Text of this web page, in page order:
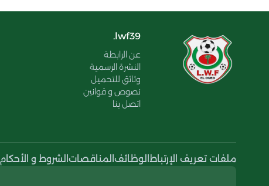
lwf39.
عن الرابطة
النشرة الرسمية
وثائق للتحميل
نصوص و قوانين
اتصل بنا
ملفات تعريف الإرتباط الوظائف المناقصات الشروط و الأحكام